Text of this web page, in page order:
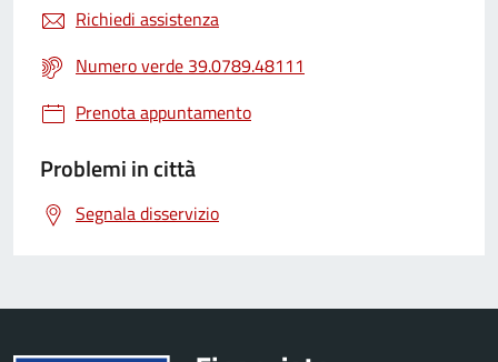
Richiedi assistenza
Numero verde 39.0789.48111
Prenota appuntamento
Problemi in città
Segnala disservizio